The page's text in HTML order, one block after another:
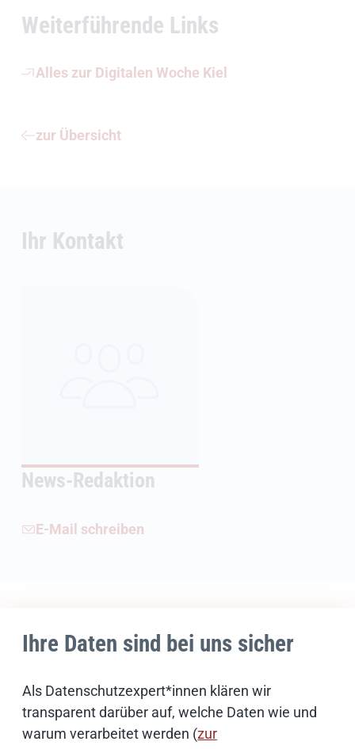
Ihre Daten sind bei uns sicher
Als Datenschutzexpert*innen klären wir
transparent darüber auf, welche Daten wie und
warum verarbeitet werden (zur
Weiterführende Links
Alles zur Digitalen Woche Kiel
zur Übersicht
Ihr Kontakt
News-Redaktion
E-Mail schreiben
Bildnachweise
Schwerpunktthemen